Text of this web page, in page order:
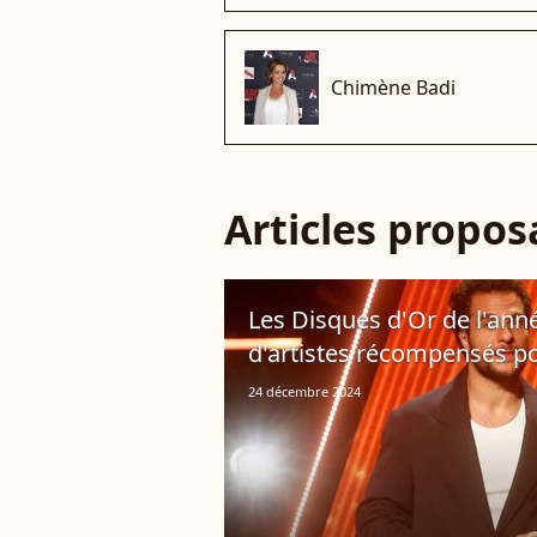
Chimène Badi
Articles
Les Disques d'Or de
d'artistes récompensés
24 décembre 2024